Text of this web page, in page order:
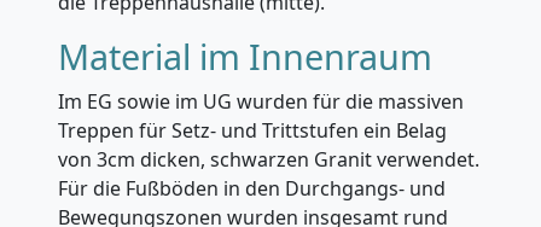
Material im Innenraum
Im EG sowie im UG wurden für die massiven
Treppen für Setz- und Trittstufen ein Belag
von 3cm dicken, schwarzen Granit verwendet.
Für die Fußböden in den Durchgangs- und
Bewegungszonen wurden insgesamt rund